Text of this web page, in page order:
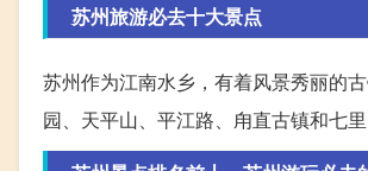
苏州旅游必去十大景点
苏州作为江南水乡，有着风景秀丽的
园、天平山、平江路、甪直古镇和七